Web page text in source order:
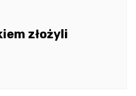
złożyli